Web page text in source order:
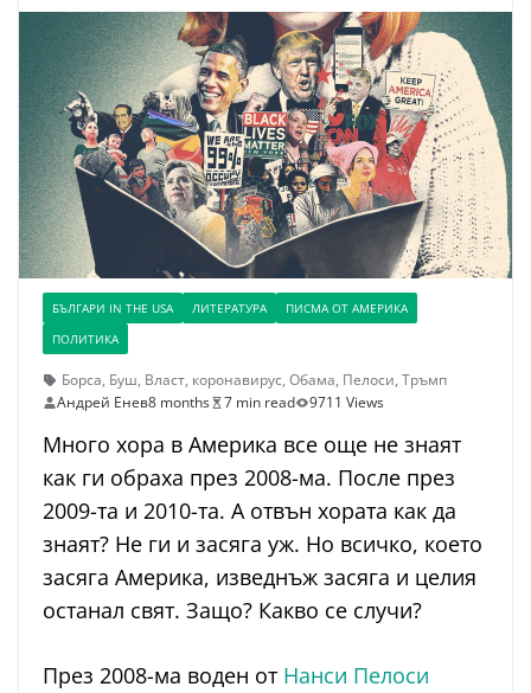
БЪЛГАРИ IN THE USA ЛИТЕРАТУРА
ПИСМА ОТ АМЕРИКА
ПОЛИТИКА
Борса, Буш, Власт, коронавирус, Обама, Пелоси, Тръмп
Андрей Енев8 months 7 min read 9711 Views
Много хора в Америка все още не знаят
как ги обраха през 2008-ма. После през
2009-та и 2010-та. А отвън хората как да
знаят? Не ги и засяга уж. Но всичко, което
засяга Америка, изведнъж засяга и целия
останал свят. Защо? Какво се случи?
През 2008-ма воден от Нанси Пелоси